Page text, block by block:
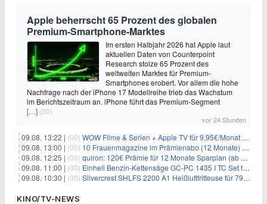
Apple beherrscht 65 Prozent des globalen
Premium-Smartphone-Marktes
Im ersten Halbjahr 2026 hat Apple laut
aktuellen Daten von Counterpoint
Research stolze 65 Prozent des
weltweiten Marktes für Premium-
Smartphones erobert. Vor allem die hohe
Nachfrage nach der iPhone 17 Modellreihe trieb das Wachstum
im Berichtszeitraum an. iPhone führt das Premium-Segment
[…] (00)
vor 24 Stunden
09.08. 13:22 | (00) WOW Filme & Serien + Apple TV für 9,95€/Monat // Alles von WOW (Filme, Serien, Live-Sport) für 34,97€/Monat
09.08. 13:00 | (00) 10 Frauenmagazine im Prämienabo (12 Monate) mit Prämien bis zu 225€
09.08. 12:25 | (00) quiron: 120€ Prämie für 12 Monate Sparplan (ab 100€/Monat)
09.08. 11:00 | (00) Einhell Benzin-Kettensäge GC-PC 1435 I TC Set für 99,99€
09.08. 10:30 | (00) Silvercrest SHLFS 2200 A1 Heißluftfritteuse für 79,99€ – Grill & Räucherfunktion
KINO/TV-NEWS